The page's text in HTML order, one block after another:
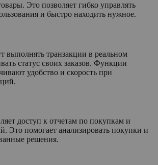
Это позволяет гибко управлять
и быстро находить нужное.
выполнять транзакции в реальном
статус своих заказов. Функции
удобство и скорость при
доступ к отчетам по покупкам и
Это помогает анализировать покупки и
решения.